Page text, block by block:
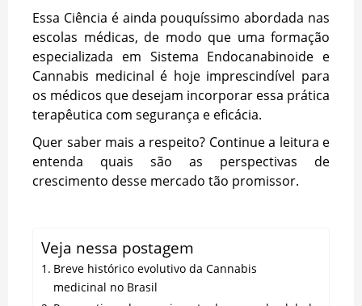
Essa Ciência é ainda pouquíssimo abordada nas
escolas médicas, de modo que uma formação
especializada em Sistema Endocanabinoide e
Cannabis medicinal é hoje imprescindível para
os médicos que desejam incorporar essa prática
terapêutica com segurança e eficácia.
Quer saber mais a respeito? Continue a leitura e
entenda quais são as perspectivas de
crescimento desse mercado tão promissor.
Veja nessa postagem
Breve histórico evolutivo da Cannabis
medicinal no Brasil